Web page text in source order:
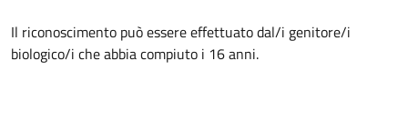
Il riconoscimento può essere effettuato dal/i genitore/i
biologico/i che abbia compiuto i 16 anni.